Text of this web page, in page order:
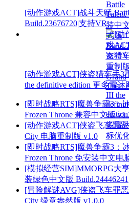
[动作游戏ACT]战斗天赋
Build.23676720|支持VR
[动作游戏ACT]侠盗猎车手3
the definitive edition 更多雷达
[即时战略RTS]魔兽争霸3：
Frozen Throne 兼容中文版
[动作游戏ACT]侠盗飞车罪恶
City 电脑重制版 v1.0
[即时战略RTS]魔兽争霸3：
Frozen Throne 免安装中文电
[模拟经营SIM]MMORPG大
装绿色中文版
[冒险解谜AVG]侠盗飞车罪
City 绿意盎然版 v1.0.0